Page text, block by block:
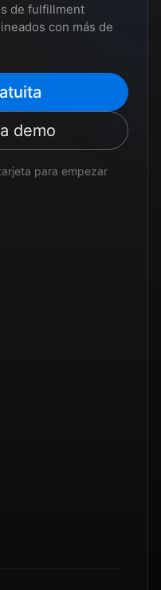
de fulfillment
con más de
demo
para empezar